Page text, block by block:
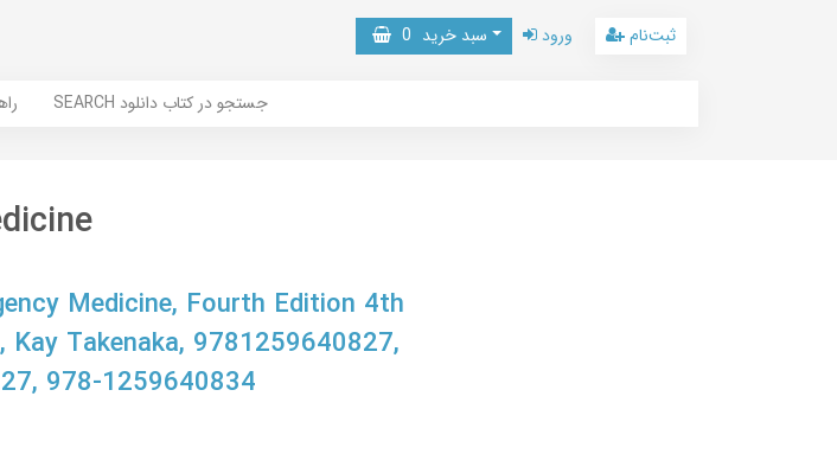
سبد خرید 0 ورود ثبت‌نام
SEARCH جستجو در کتاب دانلود
Medicine, Fourth Edition 4th
Kay Takenaka, 9781259640827,
978-1259640834